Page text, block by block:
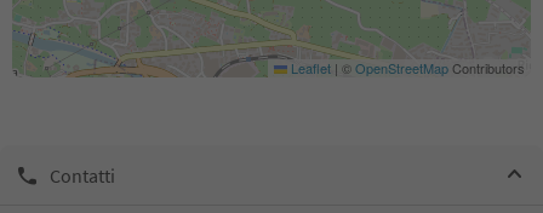
Leaflet | ©OpenStreetMapContributors
Contatti